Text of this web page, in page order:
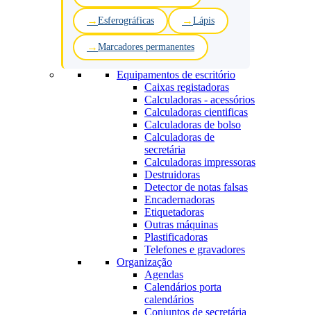
Esferográficas Lápis
Marcadores permanentes
Equipamentos de escritório
Caixas registadoras
Calculadoras - acessórios
Calculadoras cientificas
Calculadoras de bolso
Calculadoras de
secretária
Calculadoras impressoras
Destruidoras
Detector de notas falsas
Encadernadoras
Etiquetadoras
Outras máquinas
Plastificadoras
Telefones e gravadores
Organização
Agendas
Calendários porta
calendários
Conjuntos de secretária